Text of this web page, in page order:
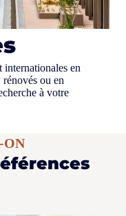
internationales en
rénovés ou en
à votre
ON